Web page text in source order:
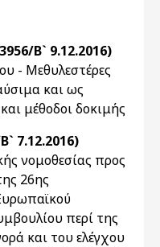
Β` 9.12.2016)
- Μεθυλεστέρες
και ως
μέθοδοι δοκιμής
7.12.2016)
νομοθεσίας προς
26ης
περί της
και του ελέγχου